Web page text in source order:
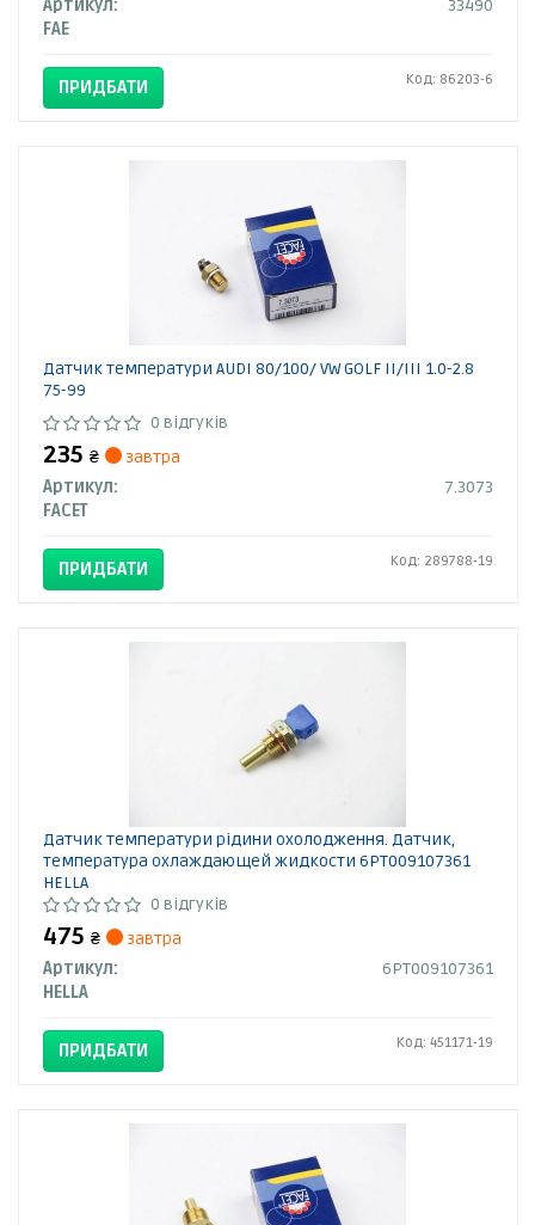
Артикул:
33490
FAE
ПРИДБАТИ Код: 86203-6
Датчик температури AUDI 80/100/ VW GOLF II/III 1.0-2.8
75-99
0 відгуків
235 ₴
завтра
Артикул:
7.3073
FACET
ПРИДБАТИ Код: 289788-19
Датчик температури рідини охолодження. Датчик,
температура охлаждающей жидкости 6PT009107361
HELLA
0 відгуків
475 ₴
завтра
Артикул:
6PT009107361
HELLA
ПРИДБАТИ Код: 451171-19